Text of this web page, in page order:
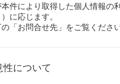
件により取得した個人情報
に応じます。
「お問合せ先」をご覧ください
性について